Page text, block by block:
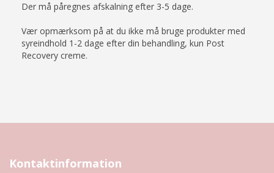
Der må påregnes afskalning efter 3-5 dage.
Vær opmærksom på at du ikke må bruge produkter med
syreindhold 1-2 dage efter din behandling, kun Post
Recovery creme.
Kontaktinformation